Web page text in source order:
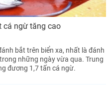
cá ngừ tăng cao
bắt trên biển xa, nhất là đánh
những ngày vừa qua. Trung
đương 1,7 tấn cá ngừ.